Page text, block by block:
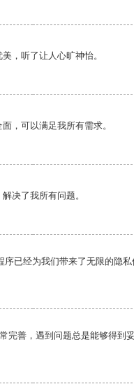
，听了让人心旷神怡。
，可以满足我所有需求。
决了我所有问题。
序已经为我们带来了无限的隐
完善，遇到问题总是能够得到